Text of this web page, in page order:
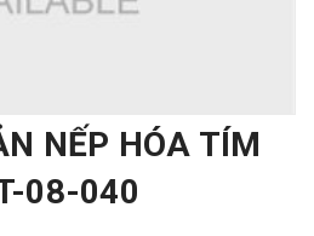
NẾP HÓA TÍM
08-040